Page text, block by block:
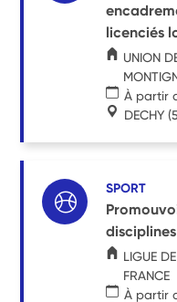
licenciés
UNION
À partir
DECHY
SPORT
LIGUE
FRANCE
À partir